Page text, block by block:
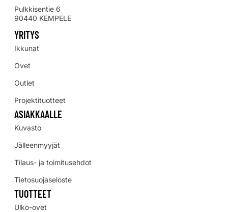
Pulkkisentie 6
90440 KEMPELE
YRITYS
Ikkunat
Ovet
Outlet
Projektituotteet
ASIAKKAALLE
Kuvasto
Jälleenmyyjät
Tilaus- ja toimitusehdot
Tietosuojaseloste
TUOTTEET
Ulko-ovet